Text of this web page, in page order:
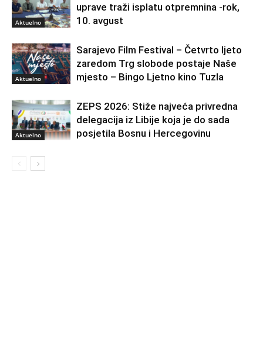
Aktuelno
uprave traži isplatu otpremnina -rok,
10. avgust
Aktuelno
Sarajevo Film Festival – Četvrto ljeto
zaredom Trg slobode postaje Naše
mjesto – Bingo Ljetno kino Tuzla
Aktuelno
ZEPS 2026: Stiže najveća privredna
delegacija iz Libije koja je do sada
posjetila Bosnu i Hercegovinu